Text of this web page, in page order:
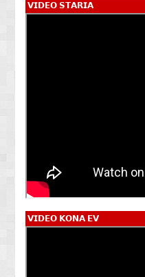
𝗩𝗜𝗗𝗘𝗢 𝗦𝗧𝗔𝗥𝗜𝗔
𝗩𝗜𝗗𝗘𝗢 𝗞𝗢𝗡𝗔 𝗘𝗩